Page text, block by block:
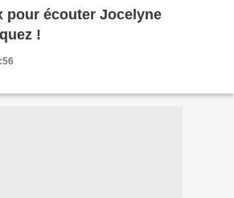
pour écouter Jocelyne
!